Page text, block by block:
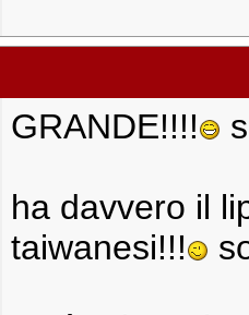
GRANDE!!!!
ha davvero il
taiwanesi!!!